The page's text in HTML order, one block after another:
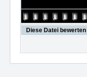
Diese Datei bewerten